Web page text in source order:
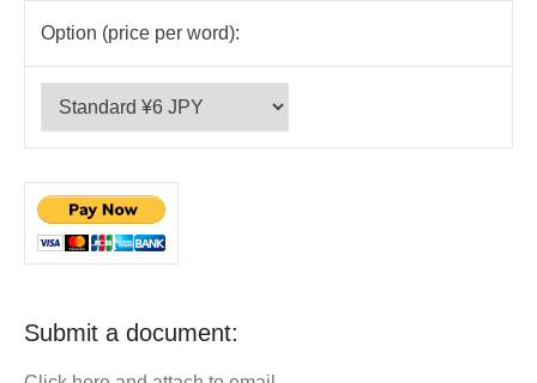
Option (price per word):
Submit a document: